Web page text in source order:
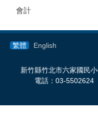
會計
繁體 English
新竹縣竹北市六家國民
電話：03-